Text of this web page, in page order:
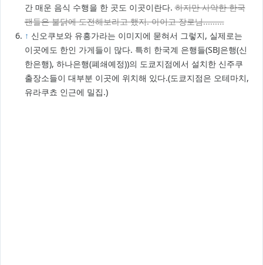
간 매운 음식 수행을 한 곳도 이곳이란다.하지만 사악한 한국
팬들은 불닭에 도전해보라고 했지. 아이고 장로님.........
↑ 신오쿠보와 유흥가라는 이미지에 묻혀서 그렇지, 실제로는
이곳에도 한인 가게들이 많다. 특히 한국계 은행들(SBJ은행(신
한은행), 하나은행(폐쇄예정))의 도쿄지점에서 설치한 신주쿠
출장소들이 대부분 이곳에 위치해 있다.(도쿄지점은 오테마치,
유라쿠쵸 인근에 밀집.)